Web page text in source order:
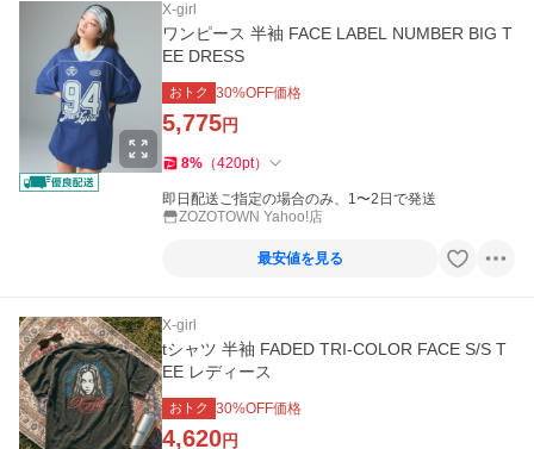
X-girl
ワンピース 半袖 FACE LABEL NUMBER BIG T
EE DRESS
おトク 30%OFF価格
5,775円
8% （420pt）
即日配送ご指定の場合のみ、1〜2日で発送
ZOZOTOWN Yahoo!店
最安値を見る
X-girl
tシャツ 半袖 FADED TRI-COLOR FACE S/S T
EE レディース
おトク 30%OFF価格
4,620円